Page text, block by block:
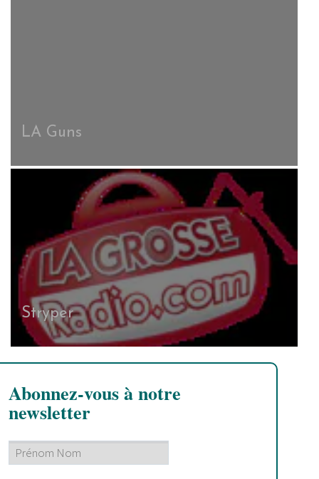
LA Guns
Stryper
Abonnez-vous à notre
newsletter